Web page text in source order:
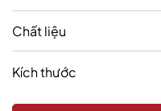
Chất liệu
Kích thước